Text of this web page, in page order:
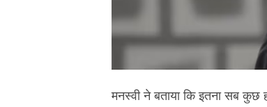
मनस्वी ने बताया कि इतना सब कुछ